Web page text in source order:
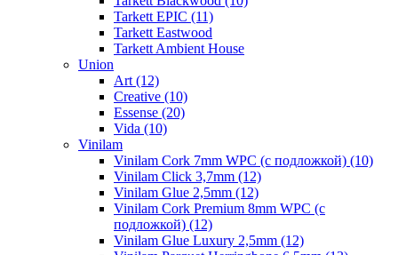
Tarkett EPIC (11)
Tarkett Eastwood
Tarkett Ambient House
Union
Art (12)
Creative (10)
Essense (20)
Vida (10)
Vinilam
Vinilam Cork 7mm WPC (с подложкой) (10)
Vinilam Click 3,7mm (12)
Vinilam Glue 2,5mm (12)
Vinilam Cork Premium 8mm WPC (с
подложкой) (12)
Vinilam Glue Luxury 2,5mm (12)